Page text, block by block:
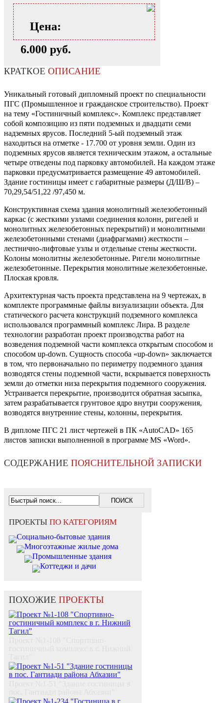
Цена:
6.000 руб.
КРАТКОЕ ОПИСАНИЕ
Уникальный готовый дипломный проект по специальности
ПГС (Промышленное и гражданское строительство). Проект
на тему «Гостиничный комплекс». Комплекс представляет
собой композицию из пяти подземных и двадцати семи
надземных ярусов. Последний 5-ый подземный этаж
находиться на отметке - 17.700 от уровня земли. Один из
подземных ярусов является техническим этажом, а остальные
четыре отведены под парковку автомобилей. На каждом этаже
парковки предусматривается размещение 49 автомобилей.
Здание гостиницы имеет с габаритные размеры (Д/Ш/В) –
70,29,54/51,22 /97,450 м.
Конструктивная схема здания монолитный железобетонный
каркас (с жесткими узлами соединения колонн, ригелей и
монолитных железобетонных перекрытий) и монолитными
железобетонными стенами (диафрагмами) жесткости –
лестнично-лифтовые узлы и отдельные стены жесткости.
Колоны монолитны железобетонные. Ригели монолитные
железобетонные. Перекрытия монолитные железобетонные.
Плоская кровля.
Архитектурная часть проекта представлена на 9 чертежах, в
комплекте программные файлы визуализации объекта. Для
статического расчета конструкций подземного комплекса
использовался программный комплекс Лира. В разделе
технологии разработан проект производства работ на
возведения подземной части комплекса открытым способом и
способом up-down. Сущность способа «up-down» заключается
в том, что первоначально по периметру подземного здания
возводятся стены подземной части, вскрывается поверхность
земли до отметки низа перекрытия подземного сооружения.
Устраивается перекрытие, производится обратная засыпка,
затем разрабатывается грунтовое ядро внутри сооружения,
возводятся внутренние стены, колонны, перекрытия.
В дипломе ПГС 21 лист чертежей в ПК «AutoCAD» 165
листов записки выполненной в программе MS «Word».
СОДЕРЖАНИЕ ПОЯСНИТЕЛЬНОЙ ЗАПИСКИ
ПРОЕКТЫ ПО КАТЕГОРИЯМ
Социально-бытовые здания
Многоэтажные жилые дома
Промышленные здания
Коттеджи и дачи
ПОХОЖИЕ ПРОЕКТЫ